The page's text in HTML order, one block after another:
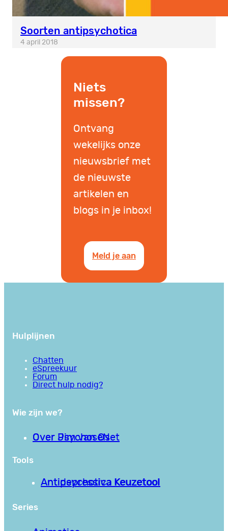
Soorten antipsychotica
4 april 2018
Niets
missen?
Ontvang
wekelijks onze
nieuwsbrief met
de nieuwste
artikelen en
blogs in je inbox!
Meld je aan
Hulplijnen
Chatten
eSpreekuur
Forum
Direct hulp nodig?
Wie zijn we?
Over PsychoseNet
Over Jim van Os
Tools
Antipsychotica Keuzetool
Antidepressiva Keuzetool
Series